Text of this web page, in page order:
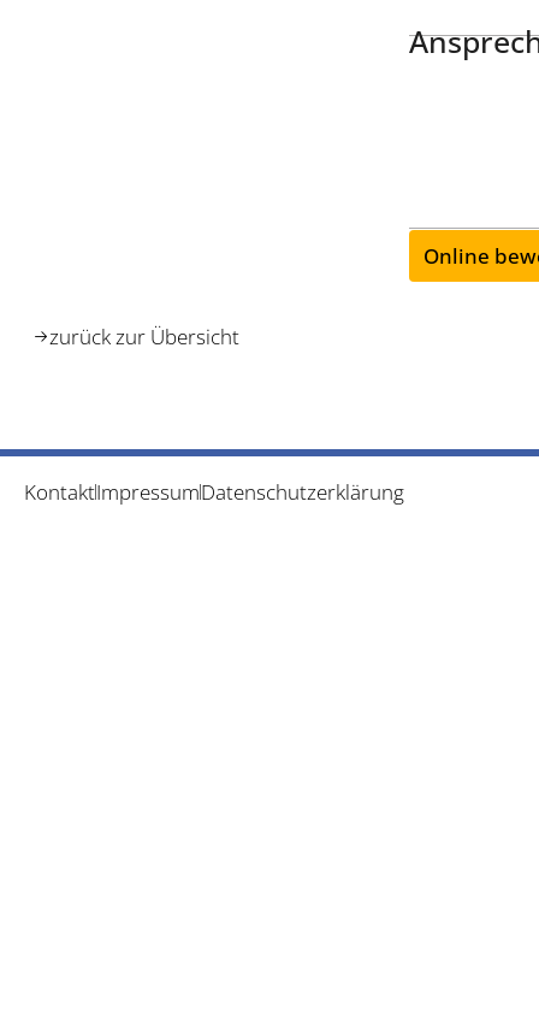
Online
zurück zur Übersicht
KontaktImpressumDatenschutzerklärung